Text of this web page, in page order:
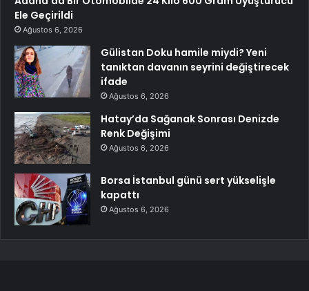
Ele Geçirildi
Ağustos 6, 2026
Gülistan Doku hamile miydi? Yeni
tanıktan davanın seyrini değiştirecek
ifade
Ağustos 6, 2026
Hatay’da Sağanak Sonrası Denizde
Renk Değişimi
Ağustos 6, 2026
Borsa İstanbul günü sert yükselişle
kapattı
Ağustos 6, 2026